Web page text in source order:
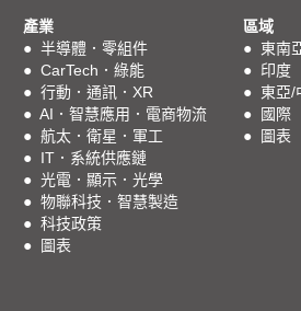
產業
● 半導體．零組件
● CarTech．綠能
● 行動．通訊．XR
● AI．智慧應用．電商物流
● 航太．衛星．軍工
● IT．系統供應鏈
● 光電．顯示．光學
● 物聯科技．智慧製造
● 科技政策
●
圖表
區域
● 東南
● 印度
● 東亞/
●
國際
●
圖表